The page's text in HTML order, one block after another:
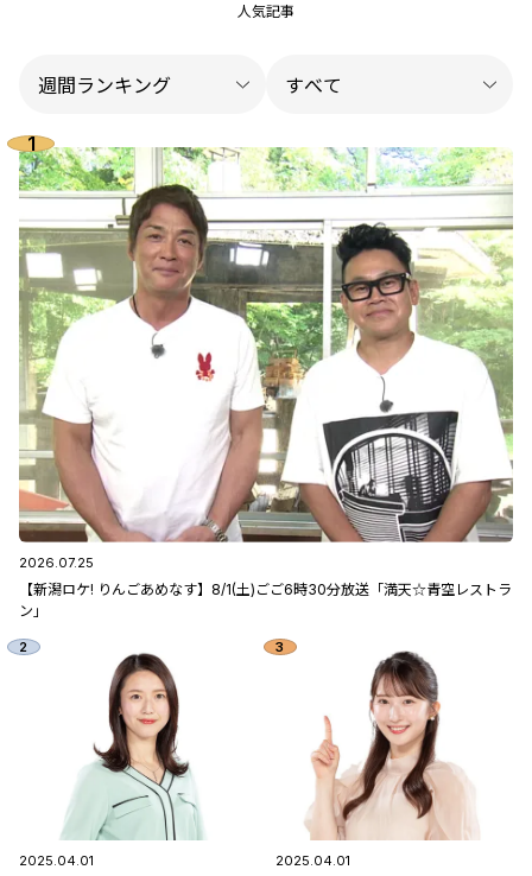
人気記事
2026.07.25
【新潟ロケ! りんごあめなす】8/1(土)ごご6時30分放送「満天☆青空レストラ
ン」
2025.04.01 2025.04.01